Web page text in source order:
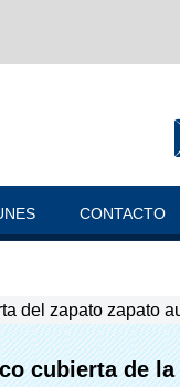
CONTACTO
del zapato zapato
cubierta de